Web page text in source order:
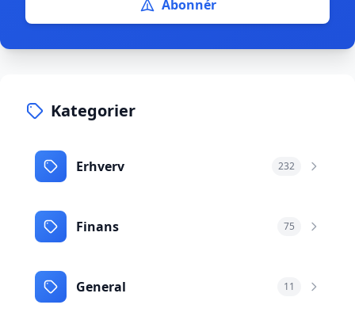
Abonnér
Kategorier
Erhverv 232
Finans 75
General 11